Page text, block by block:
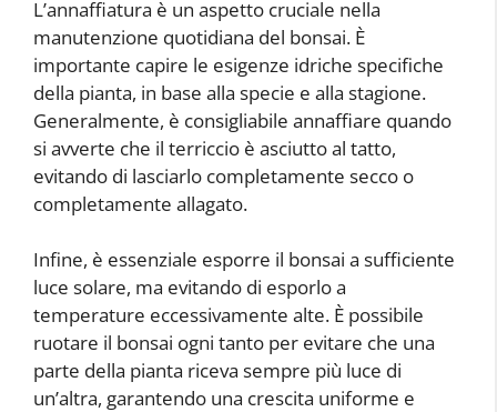
L’annaffiatura è un aspetto cruciale nella
manutenzione quotidiana del bonsai. È
importante capire le esigenze idriche specifiche
della pianta, in base alla specie e alla stagione.
Generalmente, è consigliabile annaffiare quando
si avverte che il terriccio è asciutto al tatto,
evitando di lasciarlo completamente secco o
completamente allagato.
Infine, è essenziale esporre il bonsai a sufficiente
luce solare, ma evitando di esporlo a
temperature eccessivamente alte. È possibile
ruotare il bonsai ogni tanto per evitare che una
parte della pianta riceva sempre più luce di
un’altra, garantendo una crescita uniforme e